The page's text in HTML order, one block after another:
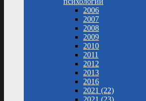
2006
2007
2008
2009
2010
2011
2012
2013
2016
2021 (22)
2021 (23)